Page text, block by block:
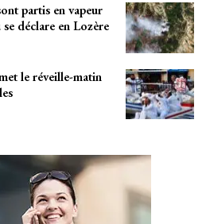
partis en vapeur
déclare en Lozère
le réveille-matin